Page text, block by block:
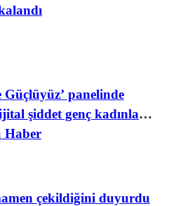
Güçlüyüz’ panelinde
şiddet genç kadınları
Haber
çekildiğini duyurdu